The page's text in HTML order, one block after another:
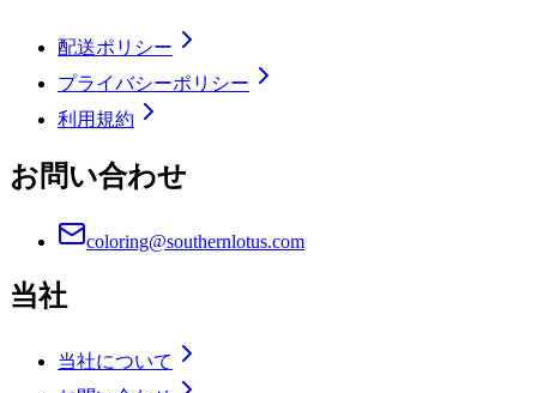
配送ポリシー
プライバシーポリシー
利用規約
お問い合わせ
coloring@southernlotus.com
当社
当社について